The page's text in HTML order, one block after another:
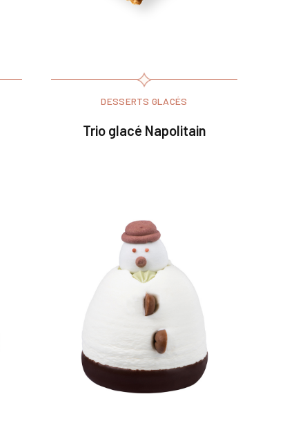
DESSERTS GLACÉS
Trio glacé Napolitain